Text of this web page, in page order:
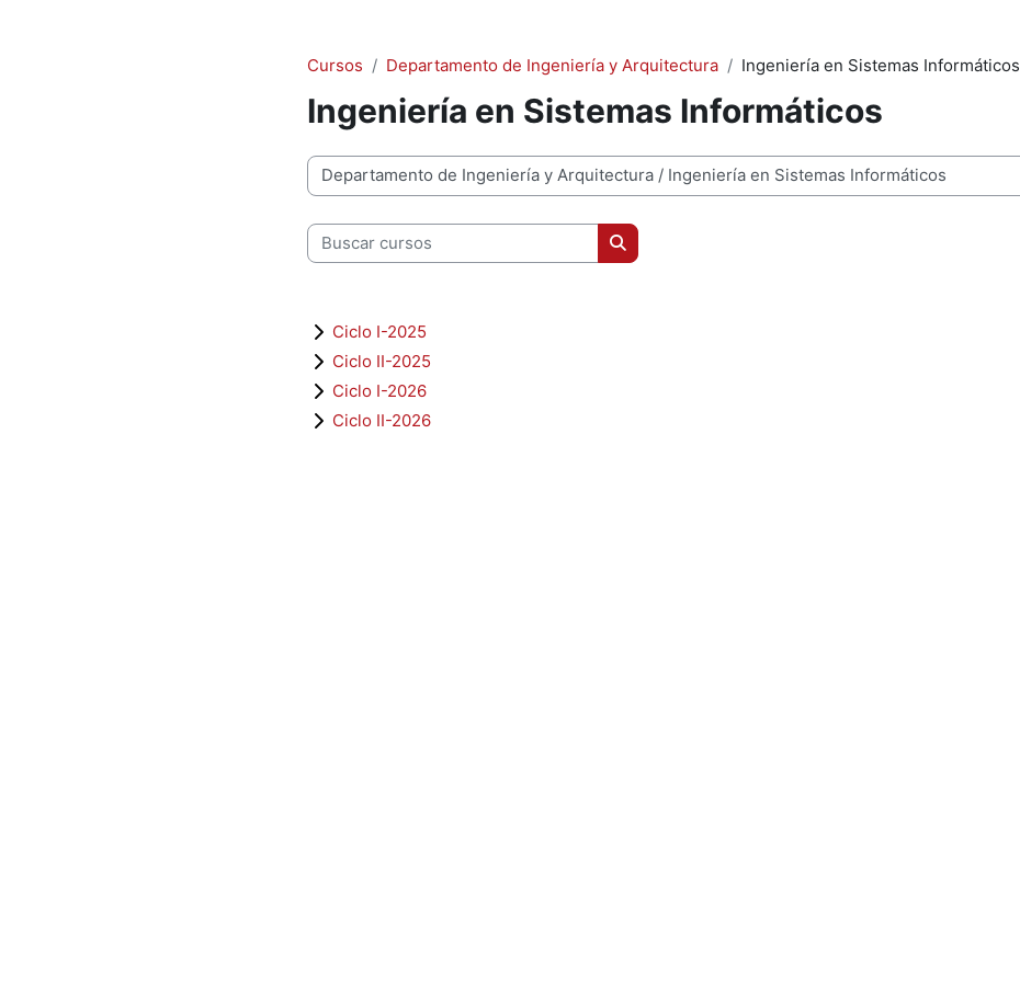
Cursos Departamento de Ingeniería y Arquitectura Ingeniería en Sistemas Informáticos
Ingeniería en Sistemas Informáticos
Categorías
Buscar cursos
Buscar cursos
Ciclo I-2025
Ciclo II-2025
Ciclo I-2026
Ciclo II-2026